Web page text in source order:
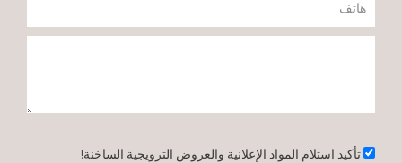
טלפון
אישורتأكيد استلام المواد الإعلانية والعروض الترويجية الساخنة!